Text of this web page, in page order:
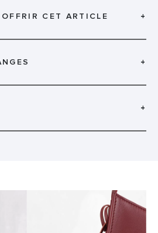
CET ARTICLE +
+
+